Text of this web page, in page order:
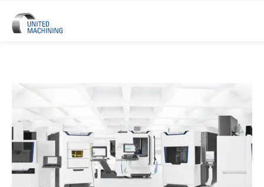
UNITED MACHINING - Sei